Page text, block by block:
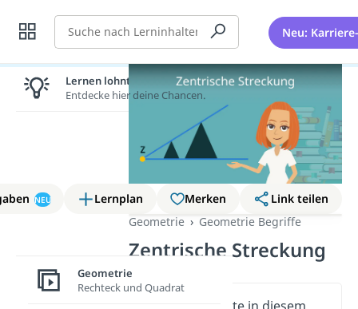
Suche Neu:
NEU Lernplan Merken
Link teilen
Geometrie
Geometrie Begriffe
Zentrische Streckung
Lernen lohnt sich!
Entdecke hier deine Chancen.
Geometrie
Rechteck und Quadrat